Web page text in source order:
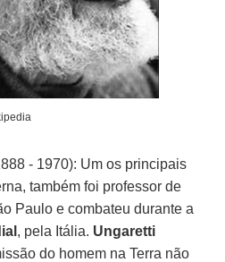
- 1970): Um os principais
também foi professor de
Paulo e combateu durante a
, pela Itália. Ungaretti
do homem na Terra não